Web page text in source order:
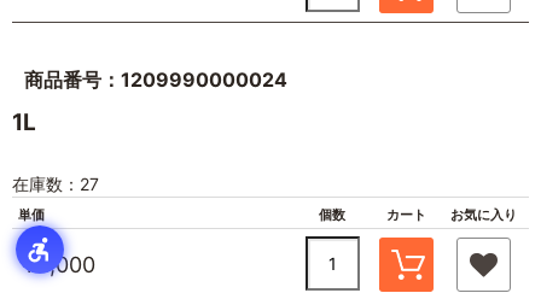
商品番号：1209990000024
1L
在庫数：27
単価 個数 カート お気に入り
￥7,000